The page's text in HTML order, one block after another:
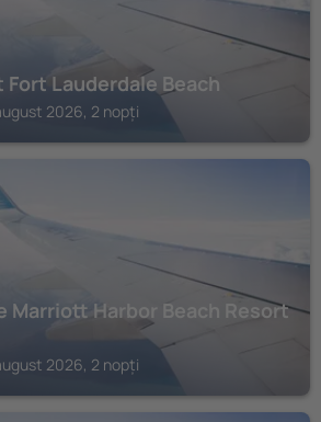
Fort Lauderdale Beach
2026, 2 nopți
Marriott Harbor Beach Resort
2026, 2 nopți